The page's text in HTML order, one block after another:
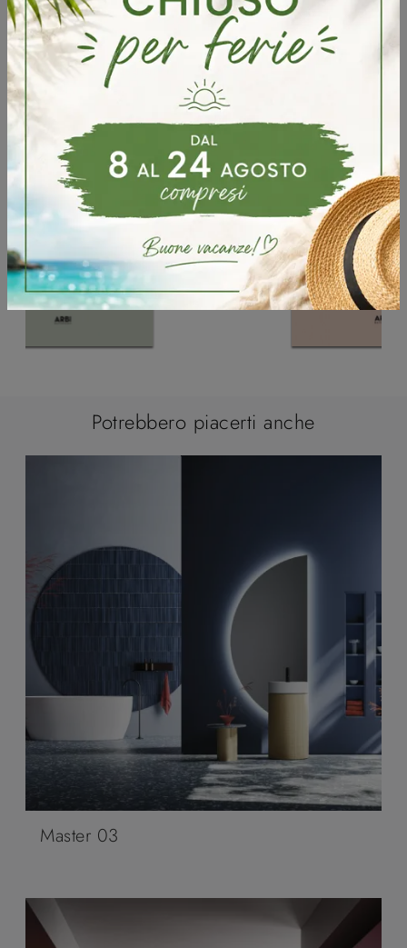
Sfoglia i cataloghi
Potrebbero piacerti anche
Master 03